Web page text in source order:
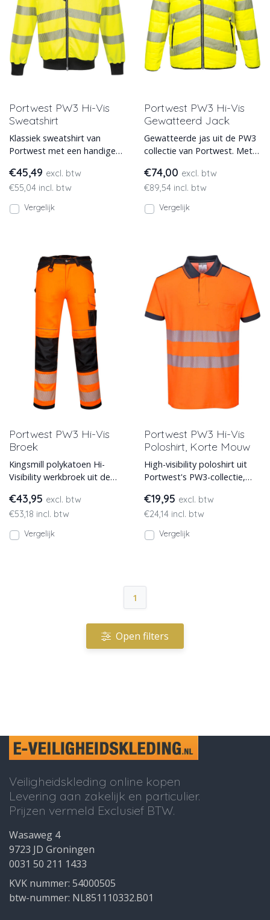
Portwest PW3 Hi-Vis
Sweatshirt
Klassiek sweatshirt van
Portwest met een handige
zichtbaarheidskleuren met st
€45,49 excl. btw
€55,04 incl. btw
Vergelijk
Portwest PW3 Hi-Vis
Gewatteerd Jack
Gewatteerde jas uit de PW3
collectie van Portwest. Met
Texpel Splash coatin
€74,00 excl. btw
€89,54 incl. btw
Vergelijk
Portwest PW3 Hi-Vis
Broek
Kingsmill polykatoen Hi-
Visibility werkbroek uit de
met driedubbel gesti
€43,95 excl. btw
€53,18 incl. btw
Vergelijk
Portwest PW3 Hi-Vis
Poloshirt, Korte Mouw
High-visibility poloshirt uit
Portwest's PW3-collectie,
Leverbaar in diverse fluor
€19,95 excl. btw
€24,14 incl. btw
Vergelijk
1
Open filters
Veiligheidskleding online kopen
Levering aan zakelijk en particulier.
Prijzen vermeld Exclusief BTW.
Wasaweg 4
9723 JD Groningen
0031 50 211 1433
KVK nummer: 54000505
btw-nummer: NL851110332.B01